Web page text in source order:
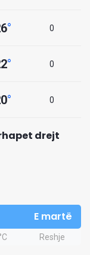
° 0
° 0
° 0
drejt
E martë
°C Reshje